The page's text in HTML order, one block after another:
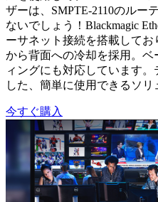
ザーは、SMPTE-2110のルー
ないでしょう！Blackmagic
ーサネット接続を搭載して
から背面への冷却を採用。ベ
ィングにも対応しています
した、簡単に使用できるソリ
今すぐ購入